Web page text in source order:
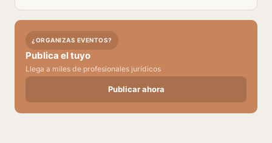
¿ORGANIZAS EVENTOS?
Publica el tuyo
Llega a miles de profesionales jurídicos
Publicar ahora